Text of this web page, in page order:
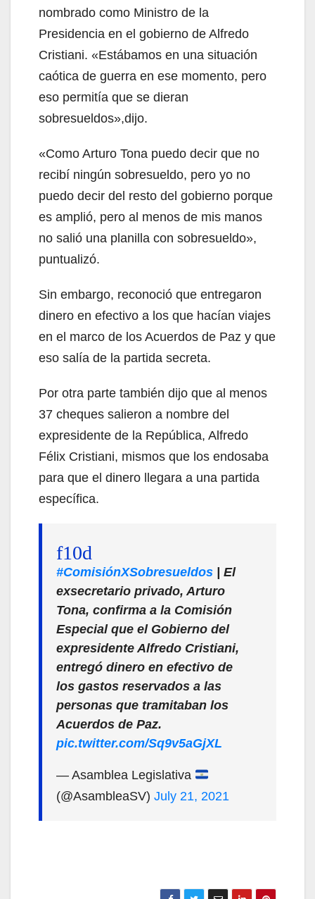
nombrado como Ministro de la
Presidencia en el gobierno de Alfredo
Cristiani. «Estábamos en una situación
caótica de guerra en ese momento, pero
eso permitía que se dieran
sobresueldos»,dijo.
«Como Arturo Tona puedo decir que no
recibí ningún sobresueldo, pero yo no
puedo decir del resto del gobierno porque
es amplió, pero al menos de mis manos
no salió una planilla con sobresueldo»,
puntualizó.
Sin embargo, reconoció que entregaron
dinero en efectivo a los que hacían viajes
en el marco de los Acuerdos de Paz y que
eso salía de la partida secreta.
Por otra parte también dijo que al menos
37 cheques salieron a nombre del
expresidente de la República, Alfredo
Félix Cristiani, mismos que los endosaba
para que el dinero llegara a una partida
específica.
#ComisiónXSobresueldos | El
exsecretario privado, Arturo
Tona, confirma a la Comisión
Especial que el Gobierno del
expresidente Alfredo Cristiani,
entregó dinero en efectivo de
los gastos reservados a las
personas que tramitaban los
Acuerdos de Paz.
pic.twitter.com/Sq9v5aGjXL
— Asamblea Legislativa
(@AsambleaSV) July 21, 2021